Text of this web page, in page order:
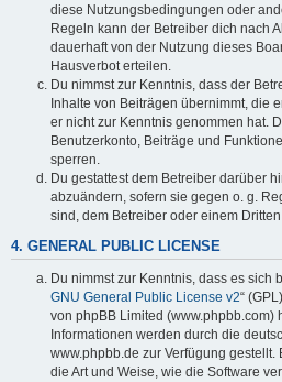
diese Nutzungsbedingungen oder
Regeln kann der Betreiber dich nach
dauerhaft von der Nutzung dieses
Hausverbot erteilen.
Du nimmst zur Kenntnis, dass der
Inhalte von Beiträgen übernimmt, die
er nicht zur Kenntnis genommen hat.
Benutzerkonto, Beiträge und
sperren.
Du gestattest dem Betreiber darüber
abzuändern, sofern sie gegen o. g.
sind, dem Betreiber oder einem
4. GENERAL PUBLIC LICENSE
Du nimmst zur Kenntnis, dass es sich
GNU General Public License v2“
von phpBB Limited (www.phpbb.com)
Informationen werden durch die
www.phpbb.de zur Verfügung
die Art und Weise, wie die Software